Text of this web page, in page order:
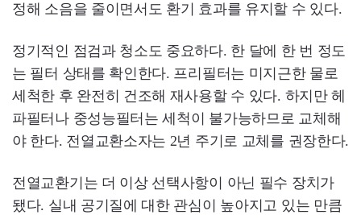
정해 소음을 줄이면서도 환기 효과를 유지할 수 있다.
정기적인 점검과 청소도 중요하다. 한 달에 한 번 정도
는 필터 상태를 확인한다. 프리필터는 미지근한 물로
세척한 후 완전히 건조해 재사용할 수 있다. 하지만 헤
파필터나 중성능필터는 세척이 불가능하므로 교체해
야 한다. 전열교환소자는 2년 주기로 교체를 권장한다.
전열교환기는 더 이상 선택사항이 아닌 필수 장치가
됐다. 실내 공기질에 대한 관심이 높아지고 있는 만큼